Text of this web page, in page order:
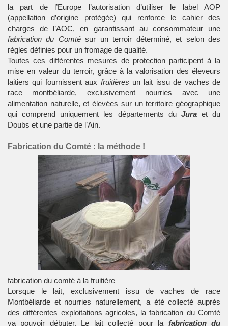
la part de l’Europe l’autorisation d’utiliser le label AOP
(appellation d’origine protégée) qui renforce le cahier des
charges de l’AOC, en garantissant au consommateur une
fabrication du Comtésur un terroir déterminé, et selon des
règles définies pour un fromage de qualité.
Toutes ces différentes mesures de protection participent à la
mise en valeur du terroir, grâce à la valorisation des éleveurs
laitiers qui fournissent aux fruitières un lait issu de vaches de
race montbéliarde, exclusivement nourries avec une
alimentation naturelle, et élevées sur un territoire géographique
qui comprend uniquement les départements du Juraet du
Doubs et une partie de l’Ain.
Fabrication du Comté : la méthode !
fabrication du comté à la fruitière
Lorsque le lait, exclusivement issu de vaches de race
Montbéliarde et nourries naturellement, a été collecté auprès
des différentes exploitations agricoles, la fabrication du Comté
va pouvoir débuter. Le lait collecté pour la fabrication du